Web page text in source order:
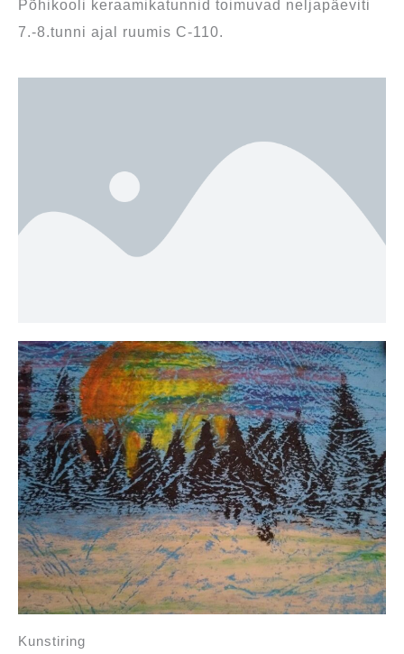
Põhikooli keraamikatunnid toimuvad neljapäeviti
7.-8.tunni ajal ruumis C-110.
Kunstiring